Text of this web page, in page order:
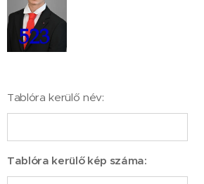
Tablóra kerülő név:
Tablóra kerülő kép száma: